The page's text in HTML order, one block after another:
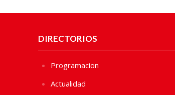
DIRECTORIOS
Programacion
Actualidad